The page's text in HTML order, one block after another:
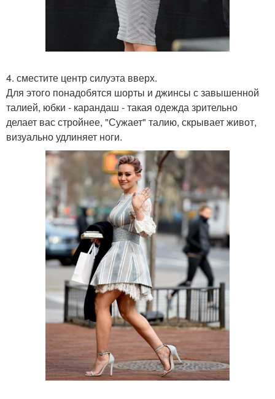
4. сместите центр силуэта вверх.
Для этого понадобятся шорты и джинсы с завышенной
талией, юбки - карандаш - такая одежда зрительно
делает вас стройнее, "Сужает" талию, скрывает живот,
визуально удлиняет ноги.